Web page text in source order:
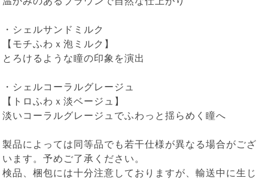
・ シェルサンドミルク
【モチふわｘ泡ミルク】
とろけるような瞳の印象を演出
・ シェルコーラルグレージュ
【トロふわｘ淡ベージュ】
淡いコーラルグレージュでふわっと揺らめく瞳へ
製品によっては同等品でも若干仕様が異なる場合がござ
います。予めご了承ください。
検品、梱包には十分注意しておりますが、輸送中に生じ